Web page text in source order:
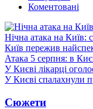
Коментовані
Нічна атака на Київ:
Київ пережив
Атака 5 серпня: в
У Києві лікарці
У Києві спалахнули
Сюжети